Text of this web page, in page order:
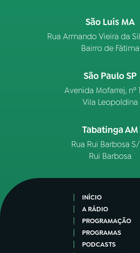
São Luís MA
Rua Armando Vieira da
Bairro de Fátima
São Paulo SP
Avenida Mofarrej, nº
Vila Leopoldina
Tabatinga AM
Rua Rui Barbosa
Rui Barbosa
INÍCIO
A RÁDIO
PROGRAMAÇÃO
PROGRAMAS
PODCASTS